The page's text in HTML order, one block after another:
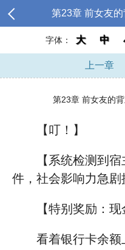
第23章 前女友的
字体： 大 中
上一章
第23章 前女友的
【叮！】
【系统检测到
件，社会影响力急剧
【特别奖励：现
看着银行卡余